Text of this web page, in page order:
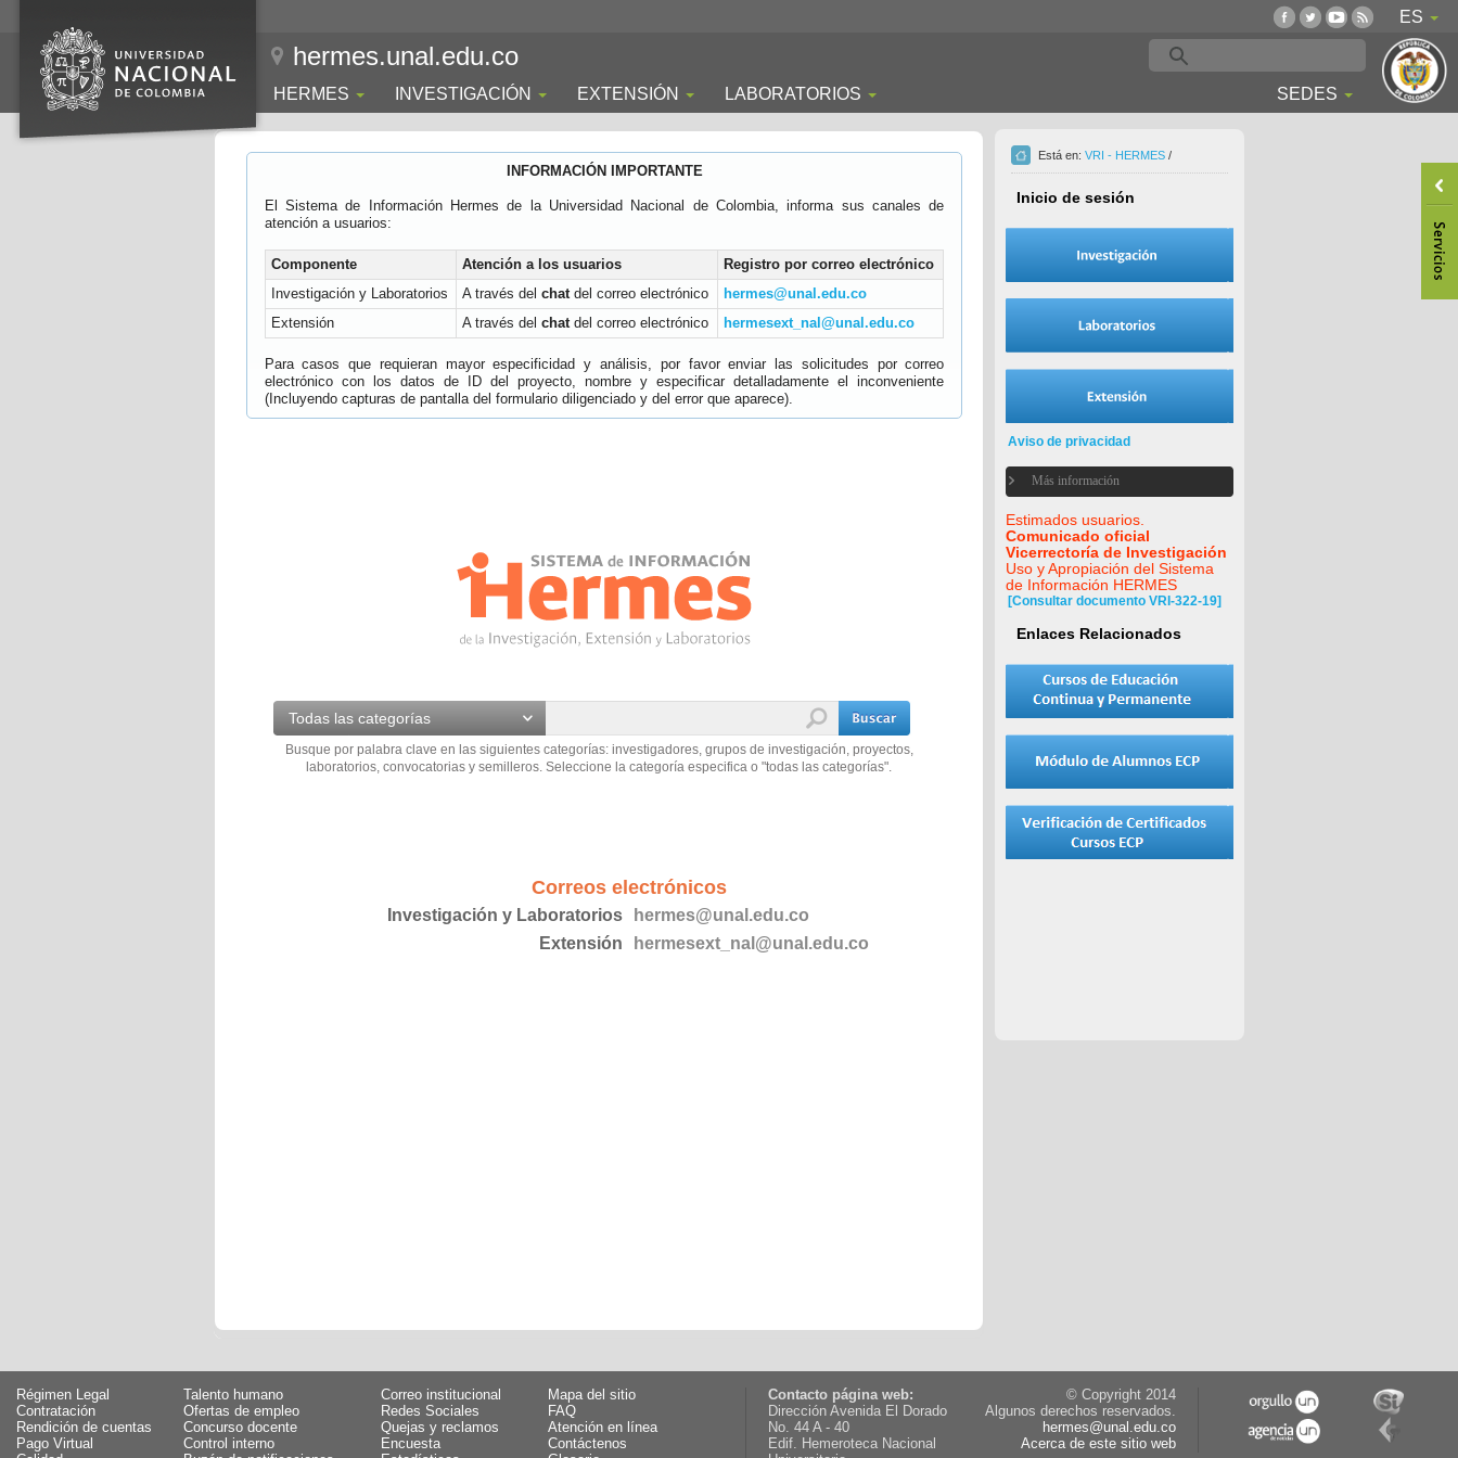
ES
hermes.unal.edu.co
HERMES INVESTIGACIÓN EXTENSIÓN LABORATORIOS SEDES
INFORMACIÓN IMPORTANTE
El Sistema de Información Hermes de la Universidad Nacional de Colombia, informa sus canales de
atención a usuarios:
Componente Atención a los usuarios
Registro por correo electrónico
Investigación y Laboratorios
A través del chatdel correo electrónico
hermes@unal.edu.co
Extensión
A través del chatdel correo electrónico hermesext_nal@unal.edu.co
Para casos que requieran mayor especificidad y análisis, por favor enviar las solicitudes por correo
electrónico con los datos de ID del proyecto, nombre y especificar detalladamente el inconveniente
(Incluyendo capturas de pantalla del formulario diligenciado y del error que aparece).
Todas las categorías
Busque por palabra clave en las siguientes categorías: investigadores, grupos de investigación, proyectos,
laboratorios, convocatorias y semilleros. Seleccione la categoría especifica o "todas las categorías".
Correos electrónicos
Investigación y Laboratorios
hermes@unal.edu.co
Extensión
hermesext_nal@unal.edu.co
Está en: VRI - HERMES /
Inicio de sesión
Aviso de privacidad
Más información
Estimados usuarios.
Comunicado oficial
Vicerrectoría de Investigación
Uso y Apropiación del Sistema
de Información HERMES
[Consultar documento VRI-322-19]
Enlaces Relacionados
Régimen Legal
Talento humano
Contratación
Ofertas de empleo
Rendición de cuentas
Concurso docente
Pago Virtual
Control interno
Correo institucional
Mapa del sitio
Redes Sociales
FAQ
Quejas y reclamos
Atención en línea
Encuesta
Contáctenos
Contacto página web:
Dirección Avenida El Dorado
No. 44 A - 40
Edif. Hemeroteca Nacional
© Copyright 2014
Algunos derechos reservados.
hermes@unal.edu.co
Acerca de este sitio web